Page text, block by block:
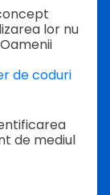
lor nu
de coduri
de mediul